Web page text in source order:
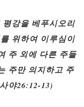
강을 베푸시오리
위하여 이루심이
주 외에 다른 주들
주만 의지하고 주
야26:12-13)